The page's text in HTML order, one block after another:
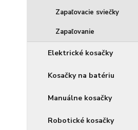
Zapaľovacie sviečky
Zapaľovanie
Elektrické kosačky
Kosačky na batériu
Manuálne kosačky
Robotické kosačky